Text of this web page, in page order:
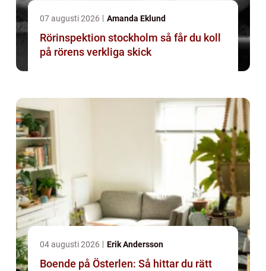
07 augusti 2026 Amanda Eklund
Rörinspektion stockholm så får du koll
på rörens verkliga skick
04 augusti 2026 Erik Andersson
Boende på Österlen: Så hittar du rätt